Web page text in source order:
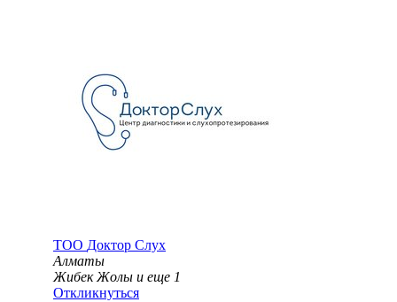
ТОО Доктор Слух
Алматы
Жибек Жолы и еще 1
Откликнуться